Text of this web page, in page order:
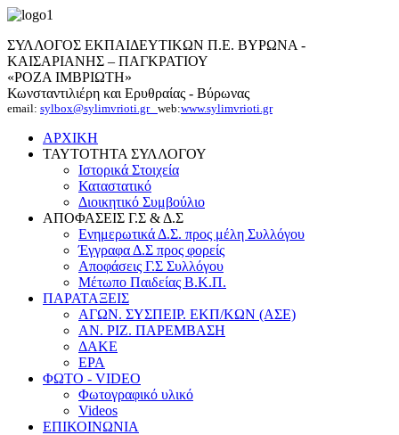
ΣΥΛΛΟΓΟΣ ΕΚΠΑΙΔΕΥΤΙΚΩΝ Π.Ε. ΒΥΡΩΝΑ -
ΚΑΙΣΑΡΙΑΝΗΣ – ΠΑΓΚΡΑΤΙΟΥ
«ΡΟΖΑ ΙΜΒΡΙΩΤΗ»
Κωνσταντιλιέρη και Ερυθραίας - Βύρωνας
email: sylbox@sylimvrioti.gr web:www.sylimvrioti.gr
ΑΡΧΙΚΗ
ΤΑΥΤΟΤΗΤΑ ΣΥΛΛΟΓΟΥ
Ιστορικά Στοιχεία
Καταστατικό
Διοικητικό Συμβούλιο
ΑΠΟΦΑΣΕΙΣ Γ.Σ & Δ.Σ
Ενημερωτικά Δ.Σ. προς μέλη Συλλόγου
Έγγραφα Δ.Σ προς φορείς
Αποφάσεις Γ.Σ Συλλόγου
Μέτωπο Παιδείας Β.Κ.Π.
ΠΑΡΑΤΑΞΕΙΣ
ΑΓΩΝ. ΣΥΣΠΕΙΡ. ΕΚΠ/ΚΩΝ (ΑΣΕ)
ΑΝ. ΡΙΖ. ΠΑΡΕΜΒΑΣΗ
ΔΑΚΕ
ΕΡΑ
ΦΩΤΟ - VIDEO
Φωτογραφικό υλικό
Videos
ΕΠΙΚΟΙΝΩΝΙΑ